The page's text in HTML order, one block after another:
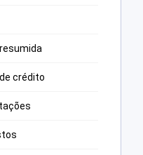
crédito